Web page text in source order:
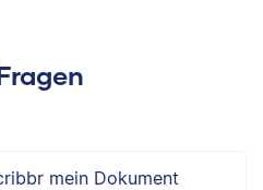
mein Dokument